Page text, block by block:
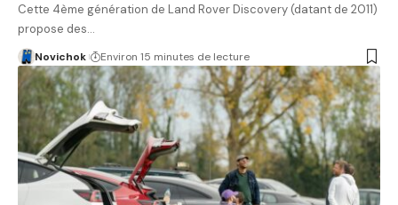
Cette 4ème génération de Land Rover Discovery (datant de 2011)
propose des…
Novichok Environ 15 minutes de lecture